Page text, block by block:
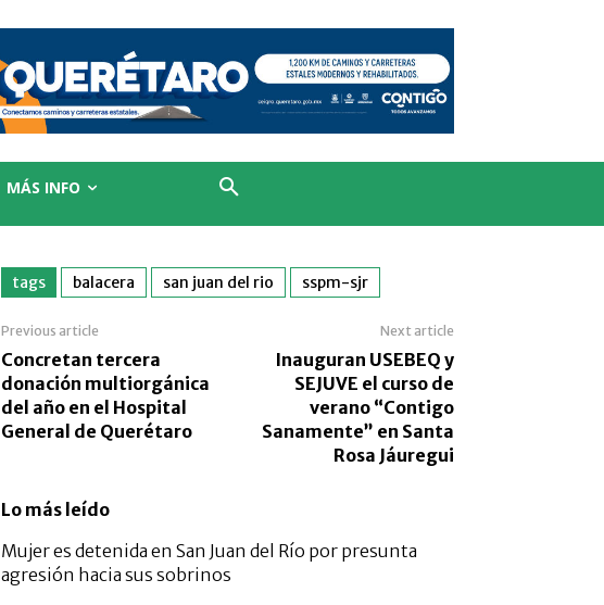
MÁS INFO
tags balacera san juan del rio sspm-sjr
Previous article
Concretan tercera
donación multiorgánica
del año en el Hospital
General de Querétaro
Next article
Inauguran USEBEQ y
SEJUVE el curso de
verano “Contigo
Sanamente” en Santa
Rosa Jáuregui
Lo más leído
Mujer es detenida en San Juan del Río por presunta
agresión hacia sus sobrinos